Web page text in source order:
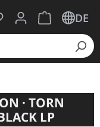
hast 0 Produkte
Warenkorb
DE
· TORN
LP